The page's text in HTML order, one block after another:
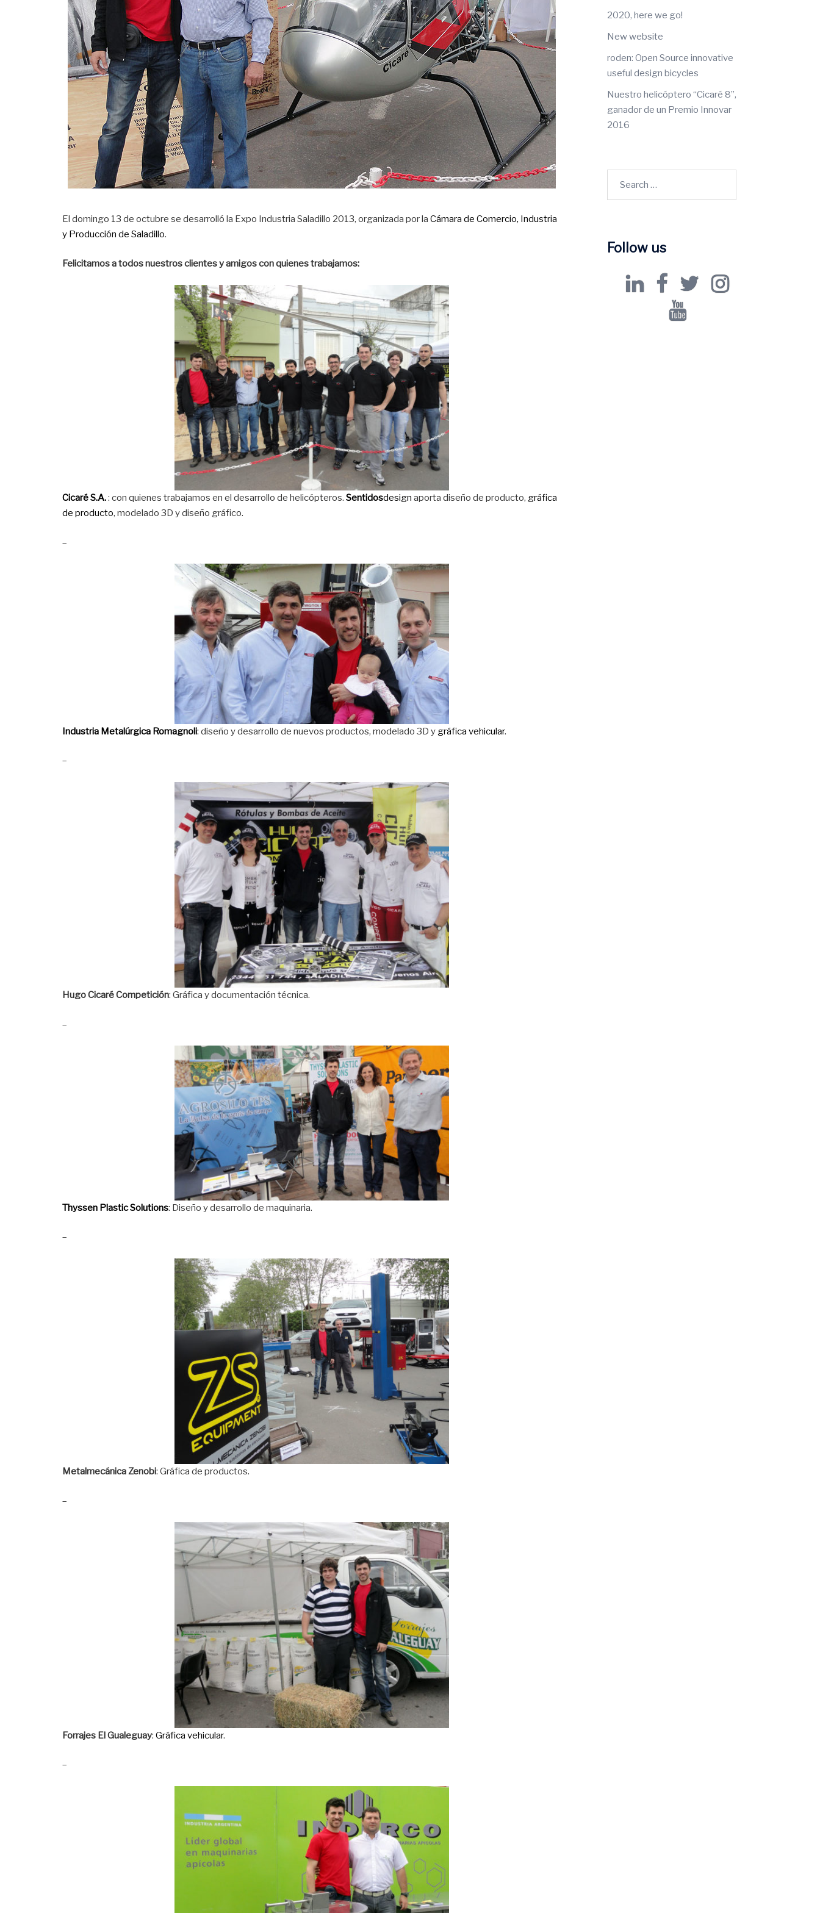
El domingo 13 de octubre se desarrolló la Expo Industria Saladillo 2013, organizada por la Cámara de Comercio, Industria
y Producción de Saladillo.
Felicitamos a todos nuestros clientes y amigos con quienes trabajamos:
Cicaré S.A.: con quienes trabajamos en el desarrollo de helicópteros. Sentidosdesign aporta diseño de producto, gráfica
de producto, modelado 3D y diseño gráfico.
–
Industria Metalúrgica Romagnoli: diseño y desarrollo de nuevos productos, modelado 3D y gráfica vehicular.
–
Hugo Cicaré Competición: Gráfica y documentación técnica.
–
Thyssen Plastic Solutions: Diseño y desarrollo de maquinaria.
–
Metalmecánica Zenobi: Gráfica de productos.
–
Forrajes El Gualeguay: Gráfica vehicular.
–
2020, here we go!
New website
roden: Open Source innovative
useful design bicycles
Nuestro helicóptero “Cicaré 8”,
ganador de un Premio Innovar
2016
Follow us
LinkedinFacebookTwitterInstagram